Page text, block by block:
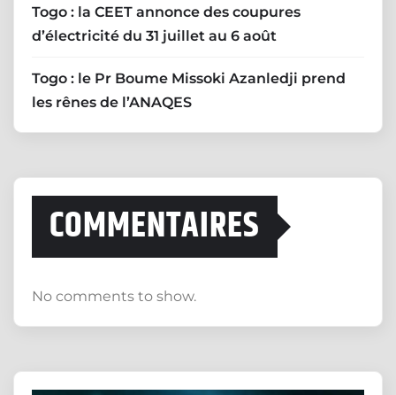
Togo : la CEET annonce des coupures
d’électricité du 31 juillet au 6 août
Togo : le Pr Boume Missoki Azanledji prend
les rênes de l’ANAQES
COMMENTAIRES
No comments to show.